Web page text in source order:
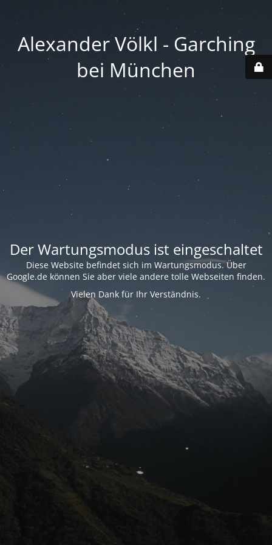
Alexander Völkl - Garching
bei München
Der Wartungsmodus ist eingeschaltet
Diese Website befindet sich im Wartungsmodus. Über
Google.de können Sie aber viele andere tolle Webseiten finden.
Vielen Dank für Ihr Verständnis.